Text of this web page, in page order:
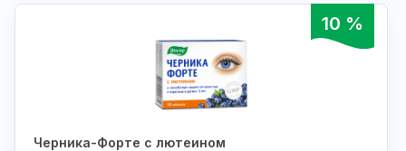
10 %
Черника-Форте с лютеином